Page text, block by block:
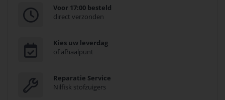
Voor 17:00 besteld
direct verzonden
Kies uw leverdag
of afhaalpunt
Reparatie Service
Nilfisk stofzuigers